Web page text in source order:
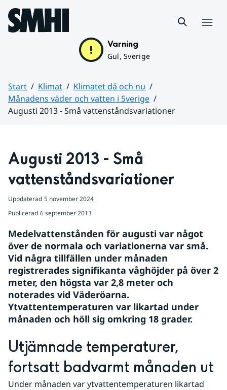
Hoppa till sidans innehåll
Varning
Gul, Sverige
Start Klimat
Klimatet då och nu
Månadens väder och vatten i Sverige
Augusti 2013 - Små vattenståndsvariationer
Augusti 2013 - Små
vattenståndsvariationer
Uppdaterad 5 november 2024
Publicerad 6 september 2013
Medelvattenstånden för augusti var något
över de normala och variationerna var små.
Vid några tillfällen under månaden
registrerades signifikanta våghöjder på över 2
meter, den högsta var 2,8 meter och
noterades vid Väderöarna.
Ytvattentemperaturen var likartad under
månaden och höll sig omkring 18 grader.
Utjämnade temperaturer,
fortsatt badvarmt månaden ut
Under månaden var ytvattentemperaturen likartad